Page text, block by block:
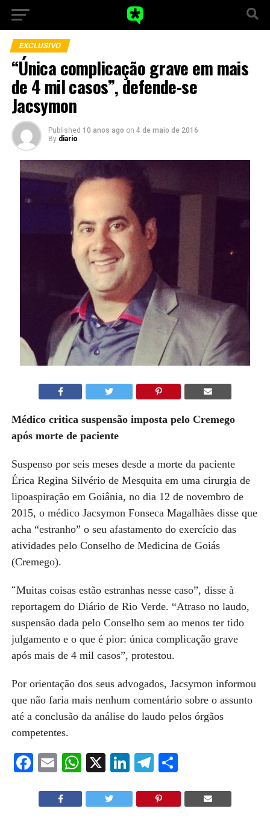
EXCLUSIVO
“Única complicação grave em mais
de 4 mil casos”, defende-se
Jacsymon
Published 10 anos ago on 4 de maio de 2016
By diario
Médico criticasuspensão imposta pelo Cremego
após morte de paciente
Suspenso por seis meses desde a morte da paciente
Érica Regina Silvério de Mesquitaem uma cirurgia de
lipoaspiração em Goiânia, no dia 12 denovembro de
2015, o médico Jacsymon Fonseca Magalhães disse que
acha“estranho” o seu afastamento do exercício das
atividades pelo Conselho de Medicina de Goiás
(Cremego).
“Muitas coisas estão estranhas nesse caso”, disse à
reportagem do Diário de Rio Verde. “Atraso no laudo,
suspensão dada pelo Conselho sem ao menos ter tido
julgamento e o que é pior: única complicação grave
após mais de 4 mil casos”, protestou.
Por orientação dos seus advogados, Jacsymon informou
que não faria mais nenhum comentário sobre o assunto
até a conclusão da análise do laudo pelos órgãos
competentes.
Facebook
EmailWhatsApp
X LinkedIn
Telegram
Share